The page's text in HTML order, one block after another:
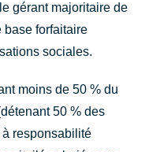
gérant majoritaire de
base forfaitaire
sociales.
moins de 50 % du
50 % des
responsabilité